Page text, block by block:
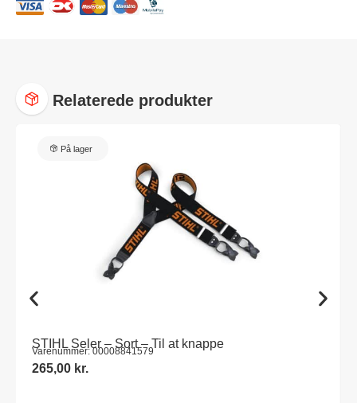
Relaterede produkter
På lager
STIHL Seler – Sort – Til at knappe
Varenummer: 00008841579
265,00 kr.